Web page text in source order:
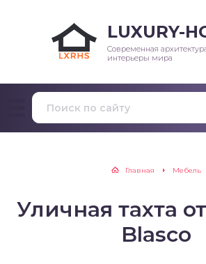
LUXURY-
Современная
интерьеры мира
Главная Мебель
Уличная тахта
Blasco